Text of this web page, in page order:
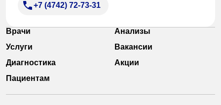
+7 (4742) 72-73-31
Врачи
Анализы
Услуги
Вакансии
Диагностика
Акции
Пациентам